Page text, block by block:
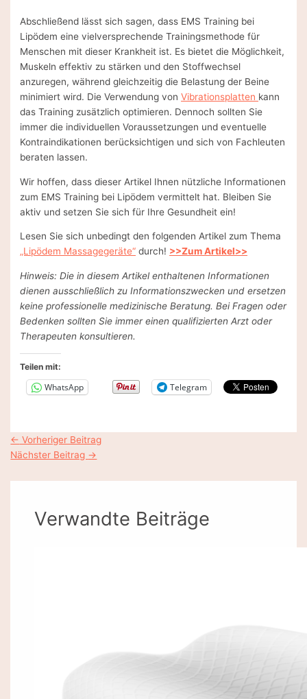
Abschließend lässt sich sagen, dass EMS Training bei
Lipödem eine vielversprechende Trainingsmethode für
Menschen mit dieser Krankheit ist. Es bietet die Möglichkeit,
Muskeln effektiv zu stärken und den Stoffwechsel
anzuregen, während gleichzeitig die Belastung der Beine
minimiert wird. Die Verwendung vonVibrationsplatten kann
das Training zusätzlich optimieren. Dennoch sollten Sie
immer die individuellen Voraussetzungen und eventuelle
Kontraindikationen berücksichtigen und sich von Fachleuten
beraten lassen.
Wir hoffen, dass dieser Artikel Ihnen nützliche Informationen
zum EMS Training bei Lipödem vermittelt hat. Bleiben Sie
aktiv und setzen Sie sich für Ihre Gesundheit ein!
Lesen Sie sich unbedingt den folgenden Artikel zum Thema
„Lipödem Massagegeräte“ durch! >>Zum Artikel>>
Hinweis: Die in diesem Artikel enthaltenen Informationen
dienen ausschließlich zu Informationszwecken und ersetzen
keine professionelle medizinische Beratung. Bei Fragen oder
Bedenken sollten Sie immer einen qualifizierten Arzt oder
Therapeuten konsultieren.
Teilen mit:
WhatsApp Telegram
Post
navigation
← Vorheriger Beitrag
Nächster Beitrag →
Verwandte Beiträge